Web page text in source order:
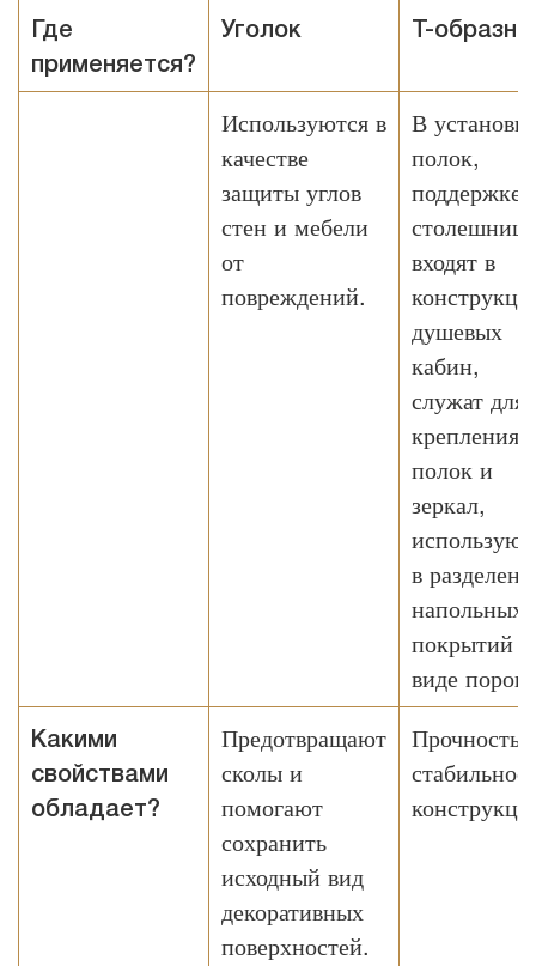
Где
применяется?
Уголок T-
Используются в
качестве
защиты углов
стен и мебели
от
повреждений.
В установке
полок,
поддержке
входят в
душевых
кабин,
служат для
крепления
полок и
зеркал,
в
напольных
покрытий в
виде
Какими
свойствами
обладает?
Предотвращают
сколы и
помогают
сохранить
исходный вид
декоративных
поверхностей.
Прочность